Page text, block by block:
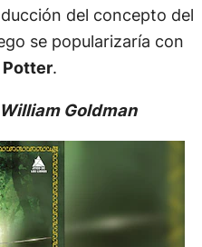
del concepto del
se popularizaría con
Potter.
Goldman